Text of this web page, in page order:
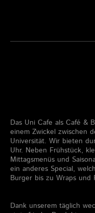
Das Uni Cafe als Café &
einem Zwickel zwischen
Universität. Wir bieten
Uhr. Neben Frühstück,
Mittagsmenüs und
ein anderes Special,
Burger bis zu Wraps und
Dank unserem täglich